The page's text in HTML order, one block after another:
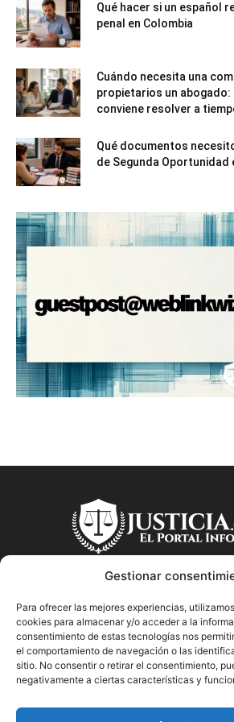
Gestionar
Para ofrecer las mejores experiencias,
cookies para almacenar y/o acceder a la
consentimiento de estas tecnologías nos
el comportamiento de navegación o las
sitio. No consentir o retirar el consentimiento,
negativamente a ciertas características y
Qué hacer si un español
penal en Colombia
Cuándo necesita una
propietarios un
conviene resolver a
Qué documentos
de Segunda Oportunidad
SOBRE
"Descubre en Justicia.com.es
justicia española. Obtén consejos
y encuentra información útil sobre
blog dedicado a la justicia